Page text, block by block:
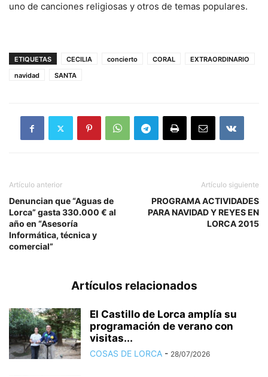
uno de canciones religiosas y otros de temas populares.
ETIQUETAS CECILIA concierto CORAL
EXTRAORDINARIO
navidad
SANTA
Artículo anterior
Denuncian que “Aguas de
Lorca” gasta 330.000 € al
año en “Asesoría
Informática, técnica y
comercial”
Artículo siguiente
PROGRAMA ACTIVIDADES
PARA NAVIDAD Y REYES EN
LORCA 2015
Artículos relacionados
El Castillo de Lorca amplía su
programación de verano con
visitas...
COSAS DE LORCA - 28/07/2026